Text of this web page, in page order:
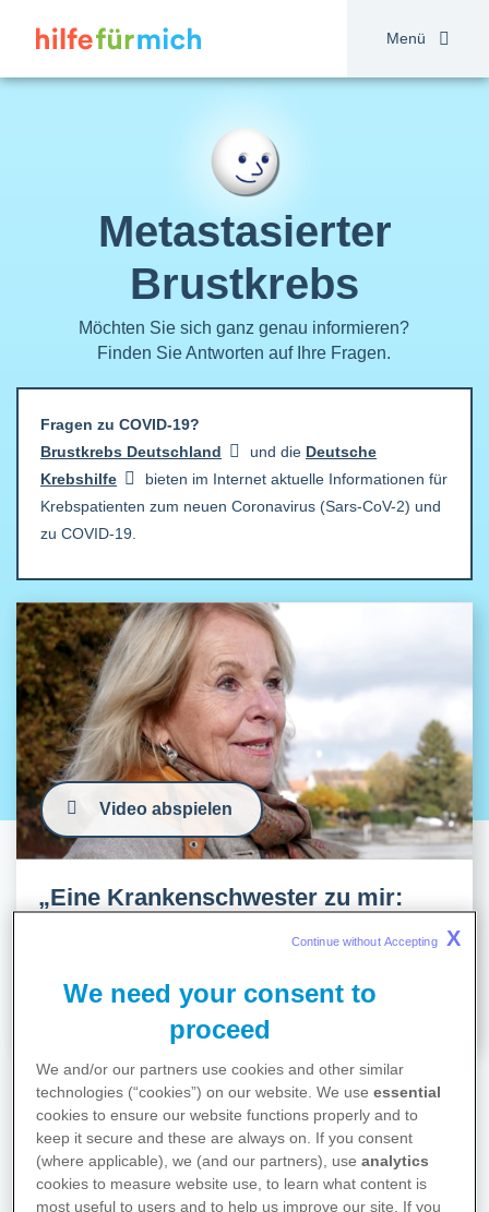
Inhalt
Menü
Metastasierter
Brustkrebs
Möchten Sie sich ganz genau informieren?
Finden Sie Antworten auf Ihre Fragen.
Fragen zu COVID-19?
Brustkrebs Deutschland und die Deutsche
Krebshilfe
bieten im Internet aktuelle Informationen für
Krebspatienten zum neuen Coronavirus (Sars-CoV-2) und
zu COVID-19.
Video abspielen
„Eine Krankenschwester zu mir:
besser geht? Der Satz hat geholfen.“
Kommunikationstrainerin Doris C. Schmitt
Ratgeber
We need your consent to
proceed
We and/or our partners use cookies and other similar
technologies (“cookies”) on our website. We useessential
cookies to ensure our website functions properly and to
keep it secure and these are always on. If you consent
(where applicable), we (and our partners), useanalytics
cookies to measure website use, to learn what content is
most useful to users and to help us improve our site. If you
Continue without Accepting X